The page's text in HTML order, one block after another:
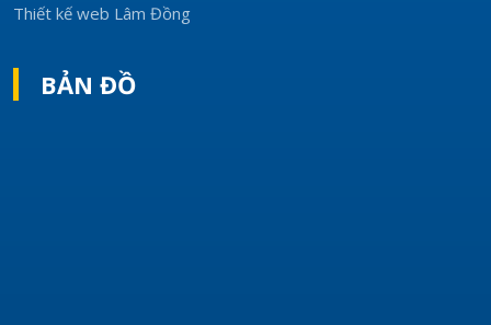
Thiết kế web Lâm Đồng
BẢN ĐỒ